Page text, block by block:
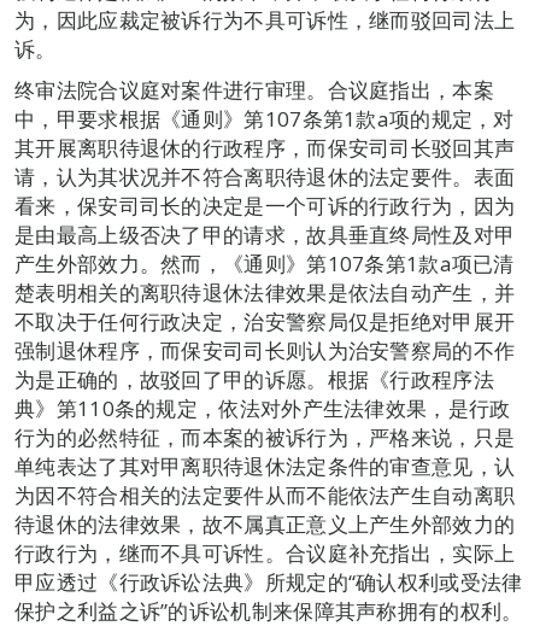
为，因此应裁定被诉行为不具可诉性，继而驳回司法上
诉。
终审法院合议庭对案件进行审理。合议庭指出，本案
中，甲要求根据《通则》第107条第1款a项的规定，对
其开展离职待退休的行政程序，而保安司司长驳回其声
请，认为其状况并不符合离职待退休的法定要件。表面
看来，保安司司长的决定是一个可诉的行政行为，因为
是由最高上级否决了甲的请求，故具垂直终局性及对甲
产生外部效力。然而，《通则》第107条第1款a项已清
楚表明相关的离职待退休法律效果是依法自动产生，并
不取决于任何行政决定，治安警察局仅是拒绝对甲展开
强制退休程序，而保安司司长则认为治安警察局的不作
为是正确的，故驳回了甲的诉愿。根据《行政程序法
典》第110条的规定，依法对外产生法律效果，是行政
行为的必然特征，而本案的被诉行为，严格来说，只是
单纯表达了其对甲离职待退休法定条件的审查意见，认
为因不符合相关的法定要件从而不能依法产生自动离职
待退休的法律效果，故不属真正意义上产生外部效力的
行政行为，继而不具可诉性。合议庭补充指出，实际上
甲应透过《行政诉讼法典》所规定的“确认权利或受法律
保护之利益之诉”的诉讼机制来保障其声称拥有的权利。